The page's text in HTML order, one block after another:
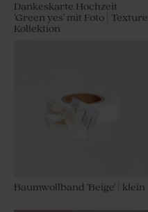
Dankeskarte Hochzeit
'Green yes' mit Foto | Texture
Kollektion
Baumwollband 'Beige' | klein